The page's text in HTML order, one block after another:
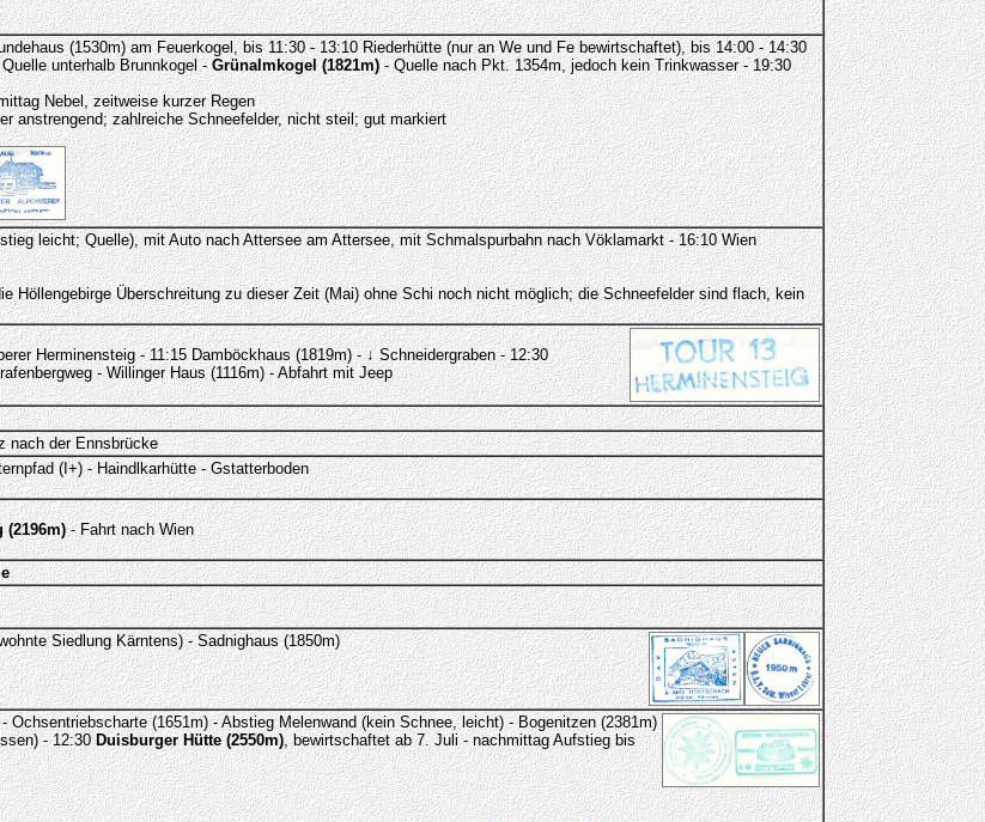
(1530m) am Feuerkogel, bis 11:30 - 13:10 Riederhütte (nur an We und Fe bewirtschaftet), bis 14:00 - 14:30
unterhalb Brunnkogel -Grünalmkogel (1821m)- Quelle nach Pkt. 1354m, jedoch kein Trinkwasser - 19:30
Nebel, zeitweise kurzer Regen
anstrengend; zahlreiche Schneefelder, nicht steil; gut markiert
leicht; Quelle), mit Auto nach Attersee am Attersee, mit Schmalspurbahn nach Vöklamarkt - 16:10 Wien
Höllengebirge Überschreitung zu dieser Zeit (Mai) ohne Schi noch nicht möglich; die Schneefelder sind flach, kein
Herminensteig - 11:15 Damböckhaus (1819m) - ↓ Schneidergraben - 12:30
- Willinger Haus (1116m) - Abfahrt mit Jeep
nach der Ennsbrücke
(I+) - Haindlkarhütte - Gstatterboden
- Fahrt nach Wien
Siedlung Kärntens) - Sadnighaus (1850m)
Ochsentriebscharte (1651m) - Abstieg Melenwand (kein Schnee, leicht) - Bogenitzen (2381m)
- 12:30Duisburger Hütte (2550m), bewirtschaftet ab 7. Juli - nachmittag Aufstieg bis